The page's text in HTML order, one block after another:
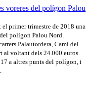
primer trimestre de 2018 una
polígon Palou Nord.
Palautordera, Camí del
al voltant dels 24.000 euros.
a altres punts del polígon, i